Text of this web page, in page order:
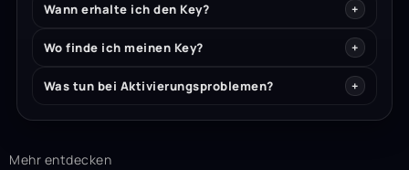
Wann erhalte ich den Key?
Wo finde ich meinen Key?
Was tun bei Aktivierungsproblemen?
Mehr entdecken